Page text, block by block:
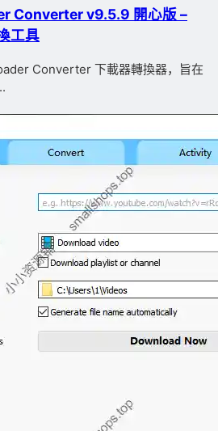
Converter v9.5.9 開心版 –
工具
Converter 下載器轉換器，旨在